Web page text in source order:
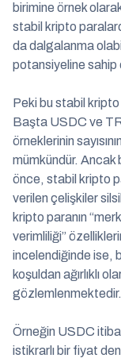
birimine örnek
stabil kripto
da dalgalanma
potansiyeline sahip
Peki bu stabil kripto
Başta USDC ve
örneklerinin
mümkündür.
önce, stabil kripto
verilen çelişkiler
kripto paranın
verimliliği”
incelendiğinde ise,
koşuldan ağırlıklı
gözlemlenmektedir.
Örneğin USDC
istikrarlı bir fiyat